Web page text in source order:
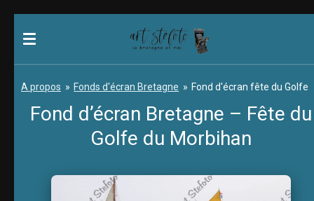
Passer
contenu
A propos » Fonds d'écran Bretagne » Fond d'écran fête du Golfe
Fond d’écran Bretagne – Fête du
Golfe du Morbihan